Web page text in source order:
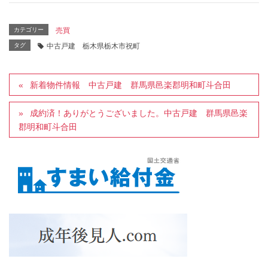
カテゴリー 売買
タグ 中古戸建 栃木県栃木市祝町
新着物件情報 中古戸建 群馬県邑楽郡明和町斗合田
成約済！ありがとうございました。中古戸建 群馬県邑楽
郡明和町斗合田